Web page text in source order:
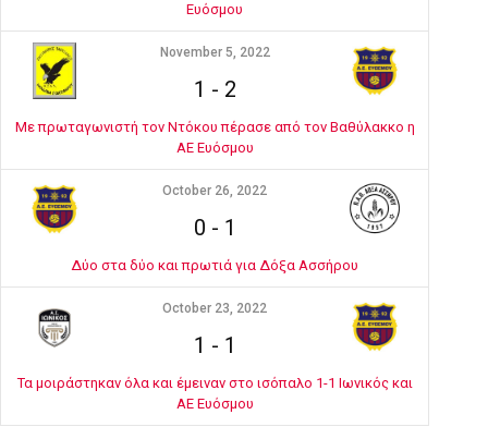
Ευόσμου
November 5, 2022
1 - 2
Με πρωταγωνιστή τον Ντόκου πέρασε από τον Βαθύλακκο η
ΑΕ Ευόσμου
October 26, 2022
0 - 1
Δύο στα δύο και πρωτιά για Δόξα Ασσήρου
October 23, 2022
1 - 1
Τα μοιράστηκαν όλα και έμειναν στο ισόπαλο 1-1 Ιωνικός και
ΑΕ Ευόσμου